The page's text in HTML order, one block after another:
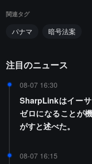
関連タグ
パナマ 暗号法案
注目のニュース
08-07 16:30
SharpLinkはイー
ゼロになることが
がすと述べた。
08-07 16:15